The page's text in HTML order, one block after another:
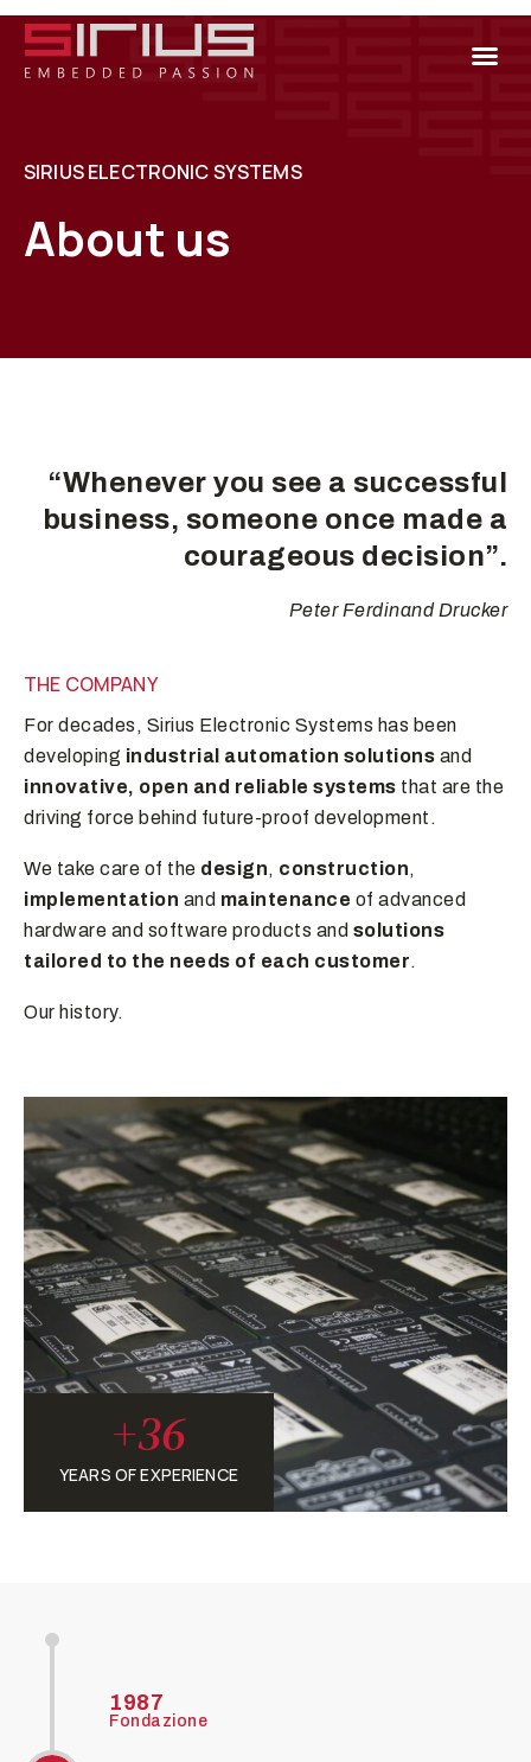
SIRIUS ELECTRONIC SYSTEMS
About us
“Whenever you see a successful
business, someone once made a
courageous decision”.
Peter Ferdinand Drucker
THE COMPANY
For decades, Sirius Electronic Systems has been
developing industrial automation solutions and
innovative, open and reliable systems that are the
driving force behind future-proof development.
We take care of the design, construction,
implementation and maintenance of advanced
hardware and software products and solutions
tailored to the needs of each customer.
Our history.
YEARS OF EXPERIENCE
+36
1987
Fondazione